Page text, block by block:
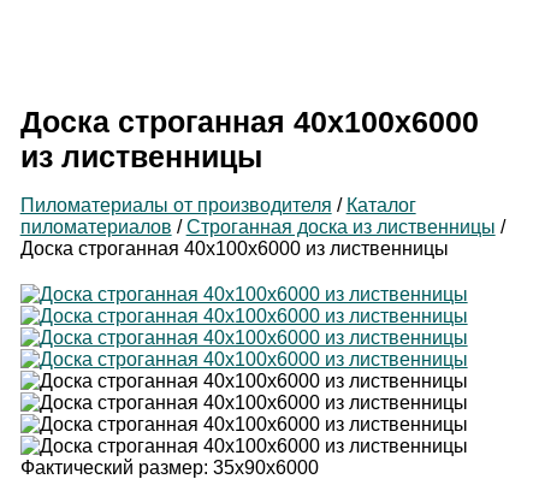
Доска строганная 40х100х6000
из лиственницы
Пиломатериалы от производителя / Каталог
пиломатериалов / Строганная доска из лиственницы /
Доска строганная 40х100х6000 из лиственницы
Фактический размер: 35х90х6000